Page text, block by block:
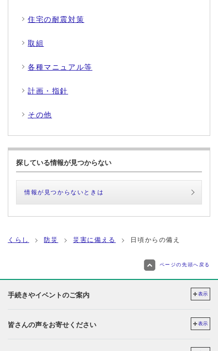
住宅の耐震対策
取組
各種マニュアル等
計画・指針
その他
探している情報が見つからない
情報が見つからないときは
くらし 防災 災害に備える 日頃からの備え
ページの先頭へ戻る
手続きやイベントのご案内 表示
皆さんの声をお寄せください 表示